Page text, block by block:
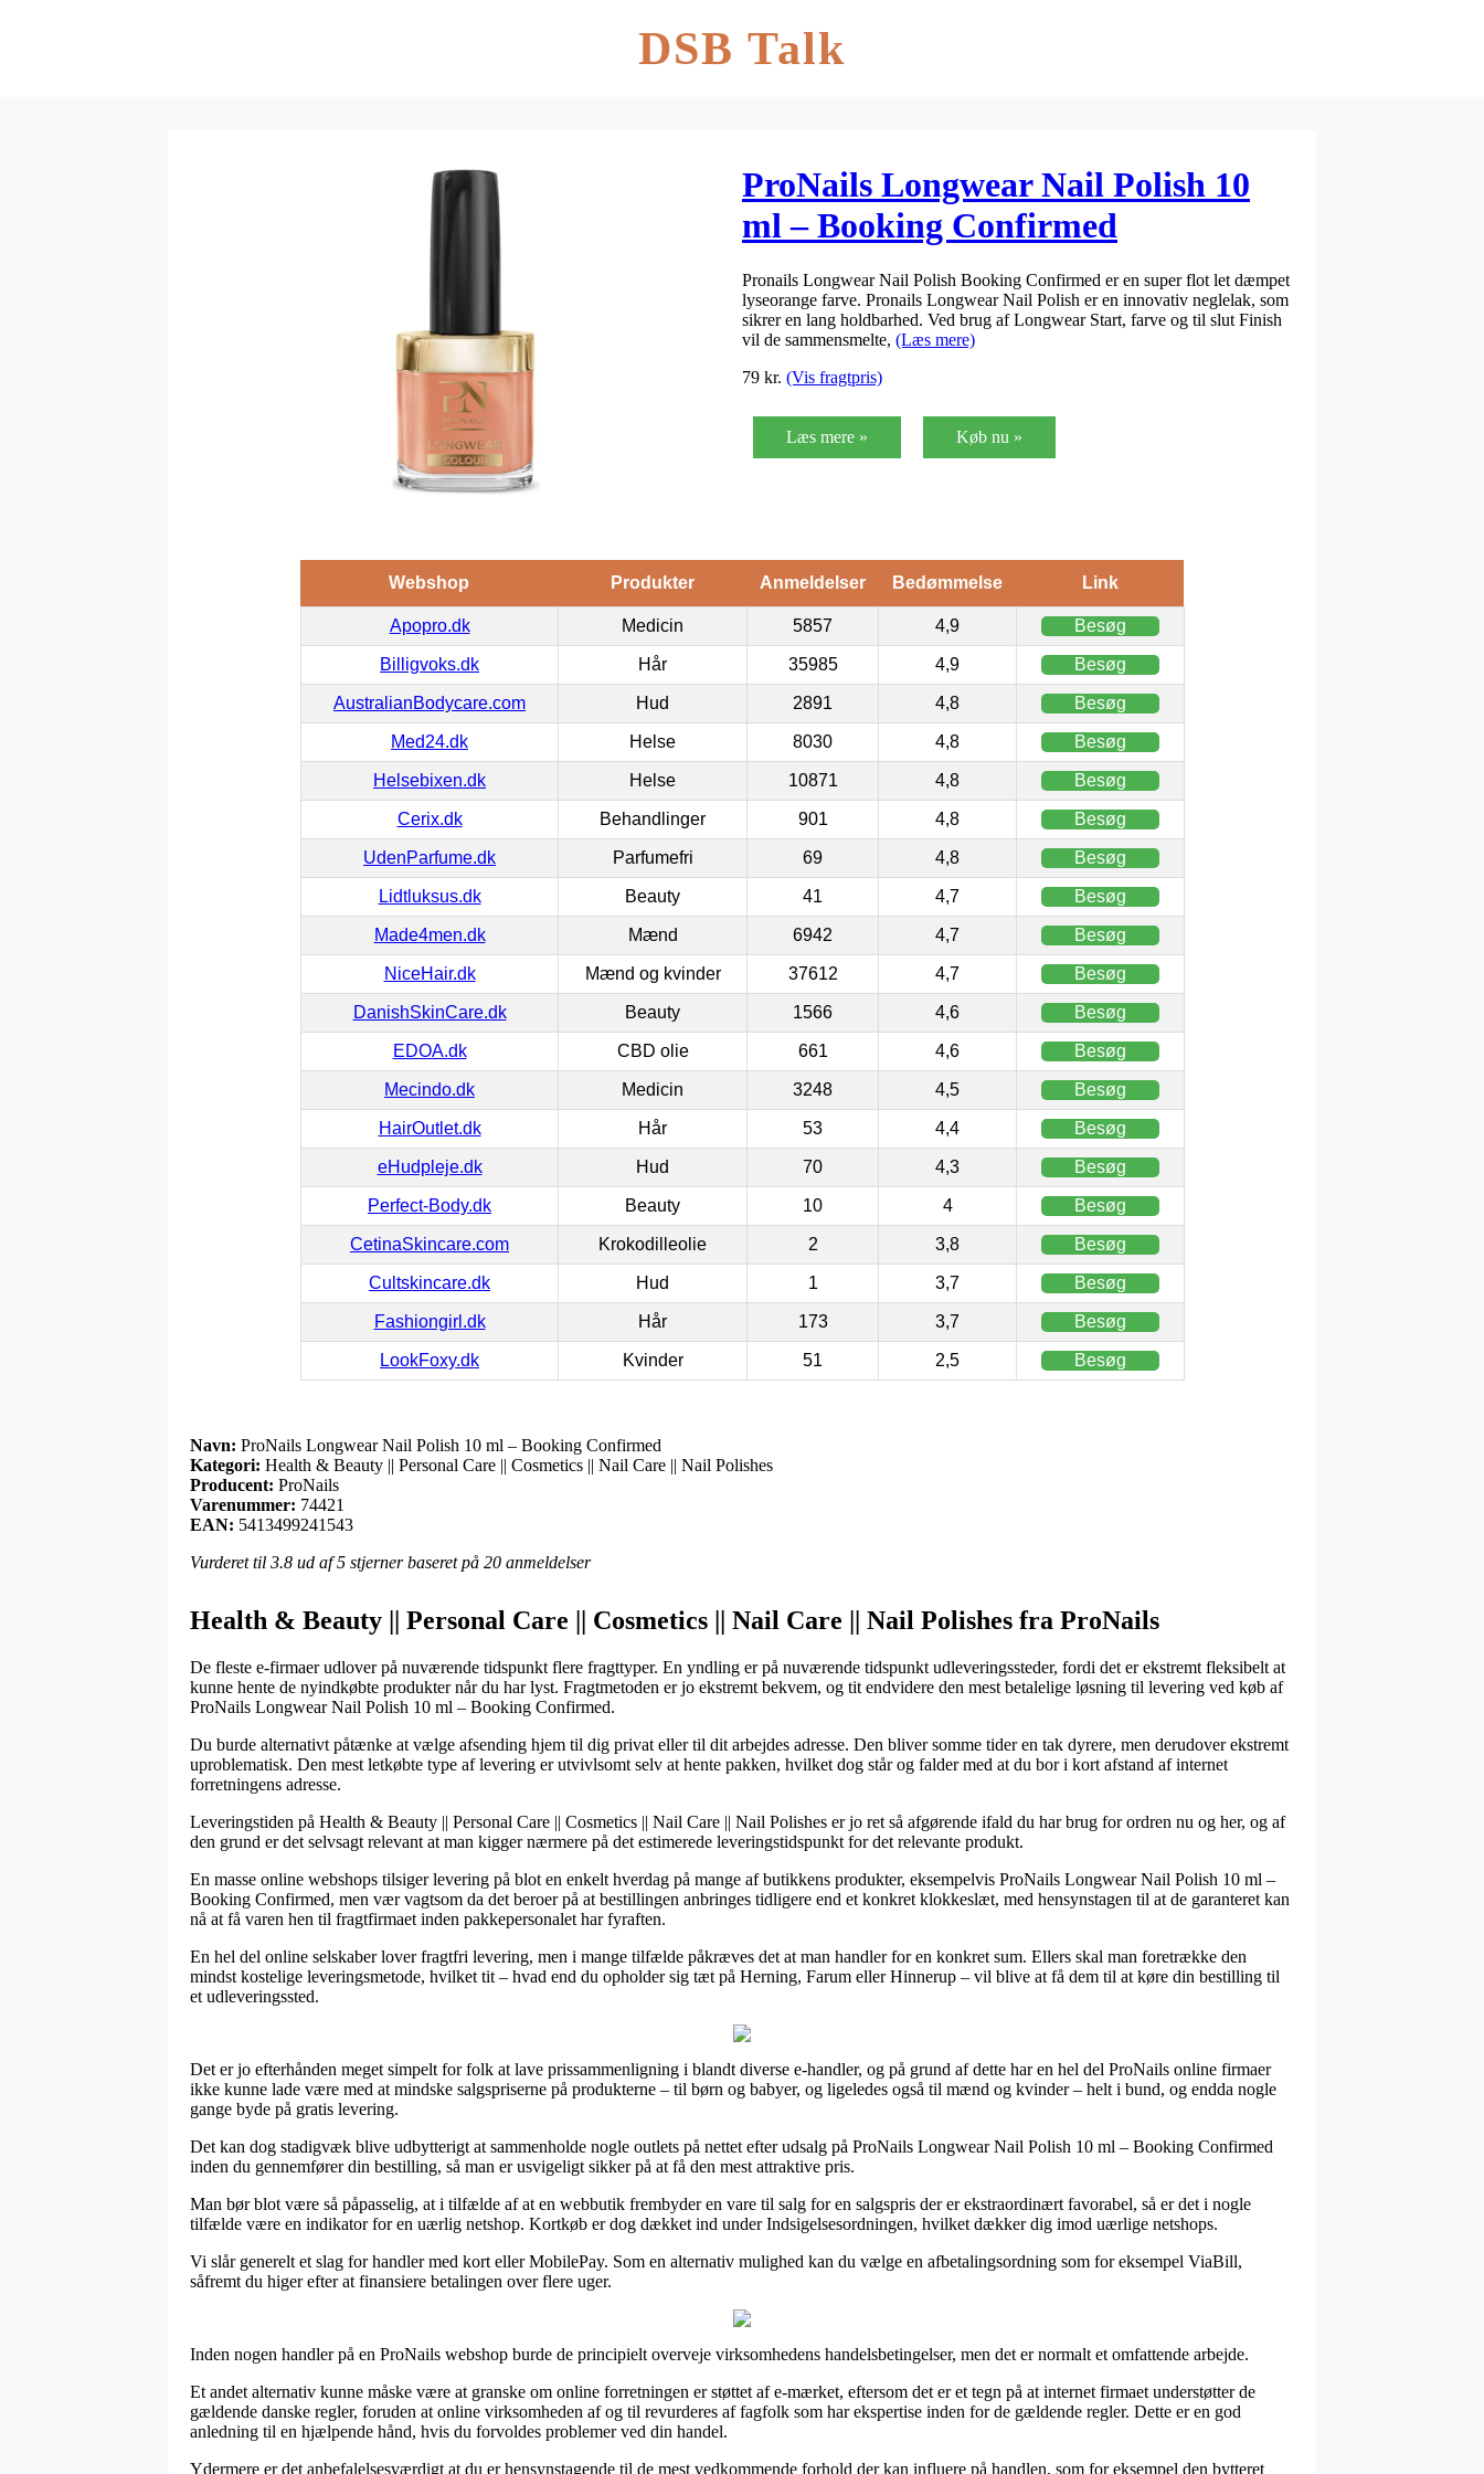
DSB Talk
ProNails Longwear Nail Polish 10
ml – Booking Confirmed
Pronails Longwear Nail Polish Booking Confirmed er en super flot let dæmpet
lyseorange farve. Pronails Longwear Nail Polish er en innovativ neglelak, som
sikrer en lang holdbarhed. Ved brug af Longwear Start, farve og til slut Finish
vil de sammensmelte, (Læs mere)
79 kr. (Vis fragtpris)
Læs mere » Køb nu »
Webshop Produkter Anmeldelser Bedømmelse Link
Apopro.dk Medicin 5857 4,9 Besøg
Billigvoks.dk Hår 35985 4,9 Besøg
AustralianBodycare.com Hud 2891 4,8 Besøg
Med24.dk Helse 8030 4,8 Besøg
Helsebixen.dk Helse 10871 4,8 Besøg
Cerix.dk Behandlinger 901 4,8 Besøg
UdenParfume.dk Parfumefri 69 4,8 Besøg
Lidtluksus.dk Beauty 41 4,7 Besøg
Made4men.dk Mænd 6942 4,7 Besøg
NiceHair.dk Mænd og kvinder 37612 4,7 Besøg
DanishSkinCare.dk Beauty 1566 4,6 Besøg
EDOA.dk CBD olie 661 4,6 Besøg
Mecindo.dk Medicin 3248 4,5 Besøg
HairOutlet.dk Hår 53 4,4 Besøg
eHudpleje.dk Hud 70 4,3 Besøg
Perfect-Body.dk Beauty 10 4 Besøg
CetinaSkincare.com Krokodilleolie 2 3,8 Besøg
Cultskincare.dk Hud 1 3,7 Besøg
Fashiongirl.dk Hår 173 3,7 Besøg
LookFoxy.dk Kvinder 51 2,5 Besøg
Navn: ProNails Longwear Nail Polish 10 ml – Booking Confirmed
Kategori: Health & Beauty || Personal Care || Cosmetics || Nail Care || Nail Polishes
Producent: ProNails
Varenummer: 74421
EAN: 5413499241543
Vurderet til 3.8 ud af 5 stjerner baseret på 20 anmeldelser
Health & Beauty || Personal Care || Cosmetics || Nail Care || Nail Polishes fra ProNails
De fleste e-firmaer udlover på nuværende tidspunkt flere fragttyper. En yndling er på nuværende tidspunkt udleveringssteder, fordi det er ekstremt fleksibelt at
kunne hente de nyindkøbte produkter når du har lyst. Fragtmetoden er jo ekstremt bekvem, og tit endvidere den mest betalelige løsning til levering ved køb af
ProNails Longwear Nail Polish 10 ml – Booking Confirmed.
Du burde alternativt påtænke at vælge afsending hjem til dig privat eller til dit arbejdes adresse. Den bliver somme tider en tak dyrere, men derudover ekstremt
uproblematisk. Den mest letkøbte type af levering er utvivlsomt selv at hente pakken, hvilket dog står og falder med at du bor i kort afstand af internet
forretningens adresse.
Leveringstiden på Health & Beauty || Personal Care || Cosmetics || Nail Care || Nail Polishes er jo ret så afgørende ifald du har brug for ordren nu og her, og af
den grund er det selvsagt relevant at man kigger nærmere på det estimerede leveringstidspunkt for det relevante produkt.
En masse online webshops tilsiger levering på blot en enkelt hverdag på mange af butikkens produkter, eksempelvis ProNails Longwear Nail Polish 10 ml –
Booking Confirmed, men vær vagtsom da det beroer på at bestillingen anbringes tidligere end et konkret klokkeslæt, med hensynstagen til at de garanteret kan
nå at få varen hen til fragtfirmaet inden pakkepersonalet har fyraften.
En hel del online selskaber lover fragtfri levering, men i mange tilfælde påkræves det at man handler for en konkret sum. Ellers skal man foretrække den
mindst kostelige leveringsmetode, hvilket tit – hvad end du opholder sig tæt på Herning, Farum eller Hinnerup – vil blive at få dem til at køre din bestilling til
et udleveringssted.
Det er jo efterhånden meget simpelt for folk at lave prissammenligning i blandt diverse e-handler, og på grund af dette har en hel del ProNails online firmaer
ikke kunne lade være med at mindske salgspriserne på produkterne – til børn og babyer, og ligeledes også til mænd og kvinder – helt i bund, og endda nogle
gange byde på gratis levering.
Det kan dog stadigvæk blive udbytterigt at sammenholde nogle outlets på nettet efter udsalg på ProNails Longwear Nail Polish 10 ml – Booking Confirmed
inden du gennemfører din bestilling, så man er usvigeligt sikker på at få den mest attraktive pris.
Man bør blot være så påpasselig, at i tilfælde af at en webbutik frembyder en vare til salg for en salgspris der er ekstraordinært favorabel, så er det i nogle
tilfælde være en indikator for en uærlig netshop. Kortkøb er dog dækket ind under Indsigelsesordningen, hvilket dækker dig imod uærlige netshops.
Vi slår generelt et slag for handler med kort eller MobilePay. Som en alternativ mulighed kan du vælge en afbetalingsordning som for eksempel ViaBill,
såfremt du higer efter at finansiere betalingen over flere uger.
Inden nogen handler på en ProNails webshop burde de principielt overveje virksomhedens handelsbetingelser, men det er normalt et omfattende arbejde.
Et andet alternativ kunne måske være at granske om online forretningen er støttet af e-mærket, eftersom det er et tegn på at internet firmaet understøtter de
gældende danske regler, foruden at online virksomheden af og til revurderes af fagfolk som har ekspertise inden for de gældende regler. Dette er en god
anledning til en hjælpende hånd, hvis du forvoldes problemer ved din handel.
Ydermere er det anbefalelsesværdigt at du er hensynstagende til de mest vedkommende forhold der kan influere på handlen, som for eksempel den bytteret